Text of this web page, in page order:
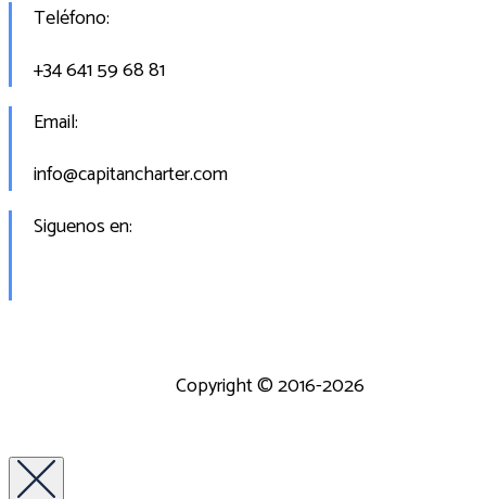
Teléfono:
+34 641 59 68 81
Email:
info@capitancharter.com
Siguenos en:
Copyright © 2016-2026